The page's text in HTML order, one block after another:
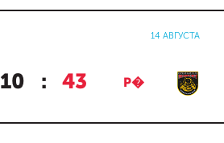
14 АВГУСТА
10 : 43 Р�